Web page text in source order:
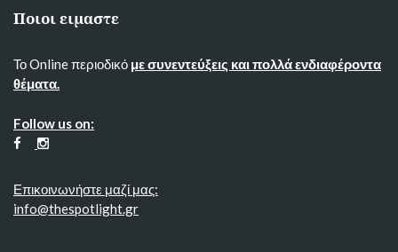
Ποιοι ειμαστε
Το Online περιοδικό με συνεντεύξεις και πολλά ενδιαφέροντα
θέματα.
Follow us on:
Επικοινωνήστε μαζί μας:
info@thespotlight.gr